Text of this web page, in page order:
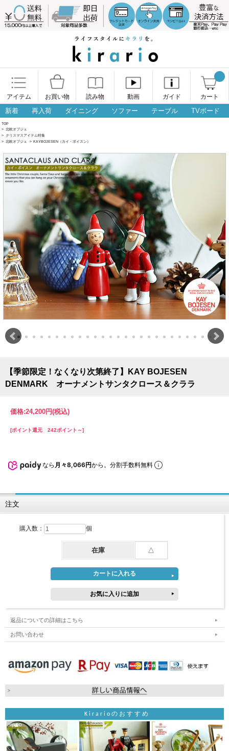
アイテム お買い物 読み物 動画 ガイド カート
新着 再入荷 ダイニング ソファー テーブル TVボード
TOP
> 北欧オブジェ
> クリスマスアイテム特集
> 北欧オブジェ > KAYBOJESEN（カイ・ボイスン）
【季節限定！なくなり次第終了】KAY BOJESEN
DENMARK オーナメントサンタクロース＆クララ
価格:24,200円(税込)
[ポイント還元 242ポイント～]
なら 月々8,066円から。分割手数料無料
注文
購入数： 個
在庫 △
返品についての詳細はこちら
お問い合わせ
Kirarioのおすすめ